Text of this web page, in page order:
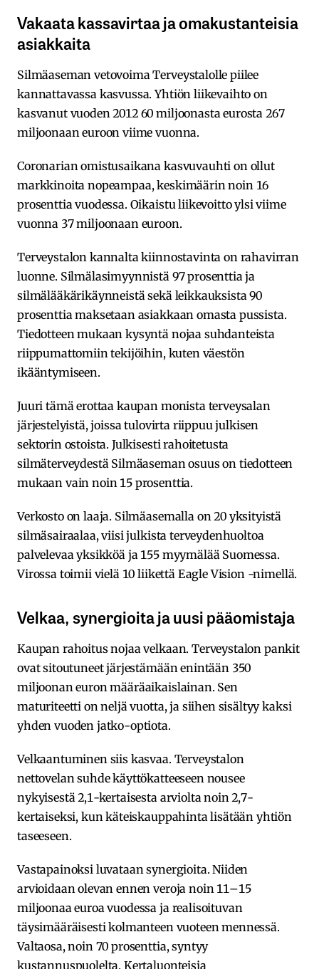
Vakaata kassavirtaa ja omakustanteisia
asiakkaita
Silmäaseman vetovoima Terveystalolle piilee
kannattavassa kasvussa. Yhtiön liikevaihto on
kasvanut vuoden 2012 60 miljoonasta eurosta 267
miljoonaan euroon viime vuonna.
Coronarian omistusaikana kasvuvauhti on ollut
markkinoita nopeampaa, keskimäärin noin 16
prosenttia vuodessa. Oikaistu liikevoitto ylsi viime
vuonna 37 miljoonaan euroon.
Terveystalon kannalta kiinnostavinta on rahavirran
luonne. Silmälasimyynnistä 97 prosenttia ja
silmälääkärikäynneistä sekä leikkauksista 90
prosenttia maksetaan asiakkaan omasta pussista.
Tiedotteen mukaan kysyntä nojaa suhdanteista
riippumattomiin tekijöihin, kuten väestön
ikääntymiseen.
Juuri tämä erottaa kaupan monista terveysalan
järjestelyistä, joissa tulovirta riippuu julkisen
sektorin ostoista. Julkisesti rahoitetusta
silmäterveydestä Silmäaseman osuus on tiedotteen
mukaan vain noin 15 prosenttia.
Verkosto on laaja. Silmäasemalla on 20 yksityistä
silmäsairaalaa, viisi julkista terveydenhuoltoa
palvelevaa yksikköä ja 155 myymälää Suomessa.
Virossa toimii vielä 10 liikettä Eagle Vision -nimellä.
Velkaa, synergioita ja uusi pääomistaja
Kaupan rahoitus nojaa velkaan. Terveystalon pankit
ovat sitoutuneet järjestämään enintään 350
miljoonan euron määräaikaislainan. Sen
maturiteetti on neljä vuotta, ja siihen sisältyy kaksi
yhden vuoden jatko-optiota.
Velkaantuminen siis kasvaa. Terveystalon
nettovelan suhde käyttökatteeseen nousee
nykyisestä 2,1-kertaisesta arviolta noin 2,7-
kertaiseksi, kun käteiskauppahinta lisätään yhtiön
taseeseen.
Vastapainoksi luvataan synergioita. Niiden
arvioidaan olevan ennen veroja noin 11–15
miljoonaa euroa vuodessa ja realisoituvan
täysimääräisesti kolmanteen vuoteen mennessä.
Valtaosa, noin 70 prosenttia, syntyy
kustannuspuolelta. Kertaluonteisia